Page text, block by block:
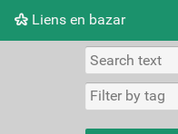
Liens en bazar
Picture wall